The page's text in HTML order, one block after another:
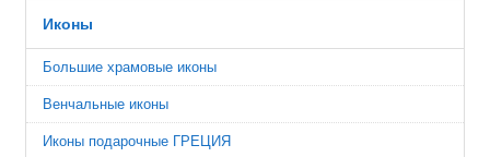
Иконы
Большие храмовые иконы
Венчальные иконы
Иконы подарочные ГРЕЦИЯ